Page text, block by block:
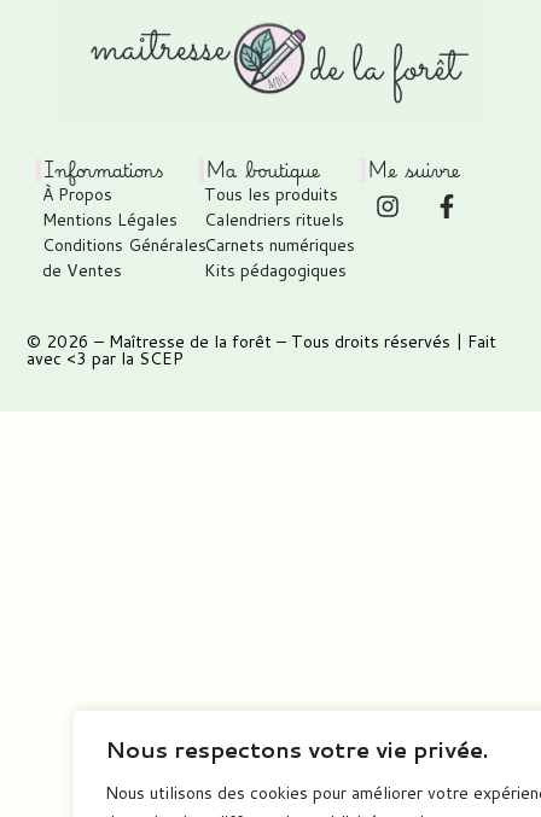
Nous respectons votre vie privée.
Nous utilisons des cookies pour améliorer votre
Informations
À Propos
Mentions Légales
Conditions Générales
de Ventes
Ma boutique
Tous les produits
Calendriers rituels
Carnets numériques
Kits pédagogiques
Me suivre
© 2026 – Maîtresse de la forêt – Tous droits réservés | Fait
avec <3 par la SCEP